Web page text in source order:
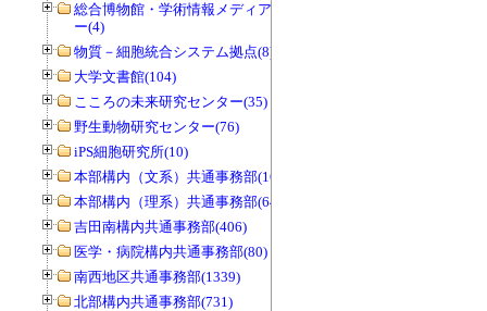
総合博物館・学術情報メディアセンタ
ー(4)
物質－細胞統合システム拠点(8)
大学文書館(104)
こころの未来研究センター(35)
野生動物研究センター(76)
iPS細胞研究所(10)
本部構内（文系）共通事務部(165)
本部構内（理系）共通事務部(646)
吉田南構内共通事務部(406)
医学・病院構内共通事務部(80)
南西地区共通事務部(1339)
北部構内共通事務部(731)